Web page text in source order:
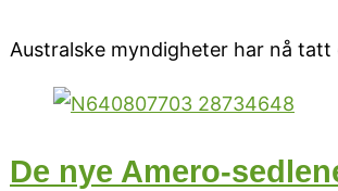
Australske myndigheter har nå
De nye Amero-